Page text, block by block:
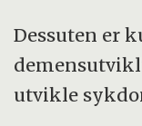
Dessuten er
utvikle